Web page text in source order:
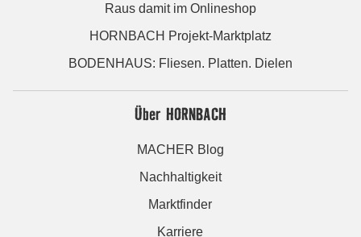
Raus damit im Onlineshop
HORNBACH Projekt-Marktplatz
BODENHAUS: Fliesen. Platten. Dielen
Über HORNBACH
MACHER Blog
Nachhaltigkeit
Marktfinder
Karriere